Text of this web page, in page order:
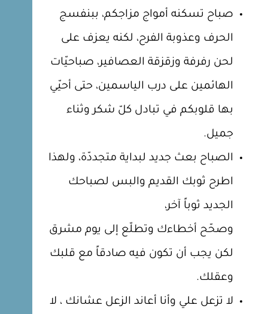
صباح تسكنه أمواج مزاجكم، ببنفسج
الحرف وعذوبة الفرح، لكنه يعزف على
لحن رفرفة وزقزقة العصافير، صباحيّات
الهائمين على درب الياسمين، حتى أحيّي
بها قلوبكم في تبادل كلّ شكر وثناء
جميل.
الصباح بعث جديد لبداية متجددّة، ولهذا
اطرح ثوبك القديم والبس لصباحك
الجديد ثوباً آخر،
وصحّح أخطاءك وتطلّع إلى يوم مشرق
لكن يجب أن تكون فيه صادقاً مع قلبك
وعقلك.
لا تزعل علي وأنا أعاند الزعل عشانك ، لا